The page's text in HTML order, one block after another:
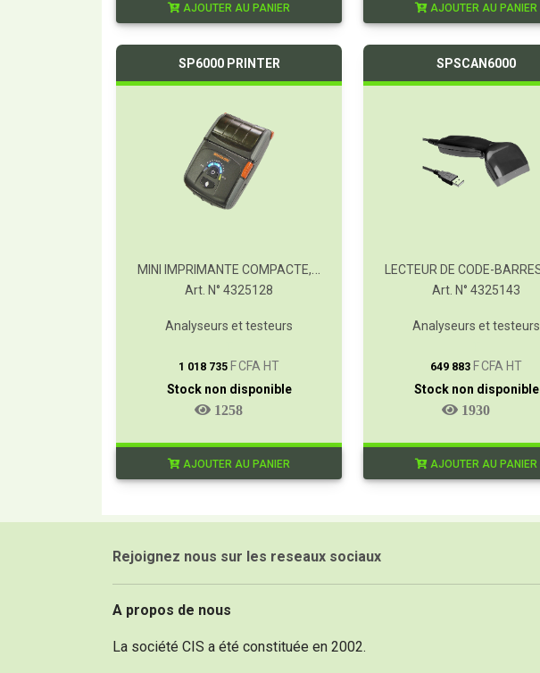
AJOUTER AU PANIER AJOUTER AU PANIER
SP6000 PRINTER
Art. N° 4325128
Analyseurs et testeurs
1 018 735 F CFA HT
Stock non disponible
1258
AJOUTER AU PANIER
SPSCAN6000
Art. N° 4325143
Analyseurs et testeurs
649 883 F CFA HT
Stock non disponible
1930
AJOUTER AU PANIER
Rejoignez nous sur les reseaux sociaux
A propos de nous
La société CIS a été constituée en 2002.